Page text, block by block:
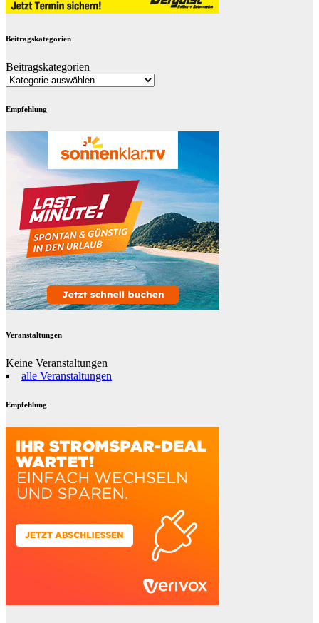
Beitragskategorien
Beitragskategorien
Empfehlung
Veranstaltungen
Keine Veranstaltungen
alle Veranstaltungen
Empfehlung